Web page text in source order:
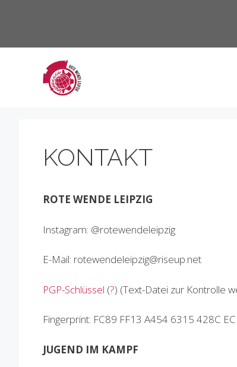
KONTAKT
ROTE WENDE LEIPZIG
Instagram: @rotewendeleipzig
E-Mail: rotewendeleipzig@riseup.net
PGP-Schlüssel (?) (Text-Datei zur Kontrolle
Fingerprint: FC89 FF13 A454 6315 428C
JUGEND IM KAMPF